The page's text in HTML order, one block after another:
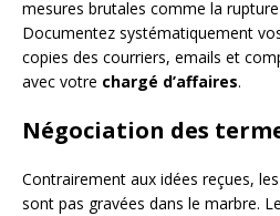
mesures brutales comme la
Documentez systématiquement
copies des courriers, emails et
avec votre chargé d’affaires.
Négociation des
Contrairement aux idées reçues,
sont pas gravées dans le marbre.